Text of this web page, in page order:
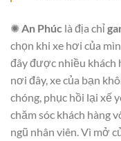
✺ An Phúc là địa chỉ
chọn khi xe hơi của
đây được nhiều khách
nơi đây, xe của bạn
chóng, phục hồi lại xế
chăm sóc khách hàng
ngũ nhân viên. Vì mở